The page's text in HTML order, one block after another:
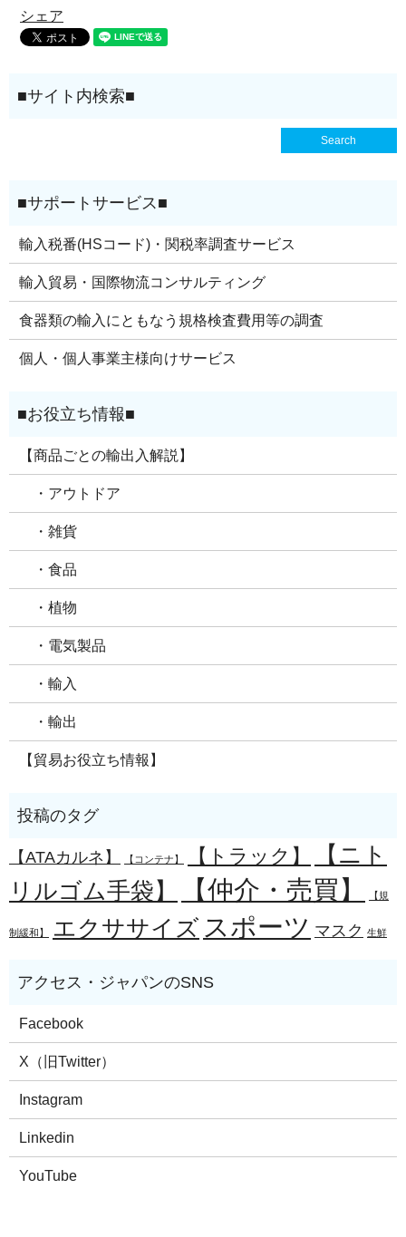
シェア
輸入税番(HSコード)・関税率調査サービス
輸入貿易・国際物流コンサルティング
食器類の輸入にともなう規格検査費用等の調査
個人・個人事業主様向けサービス
【商品ごとの輸出入解説】
・アウトドア
・雑貨
・食品
・植物
・電気製品
・輸入
・輸出
【貿易お役立ち情報】
【ATAカルネ】 【コンテナ】 【トラック】
【ニト
リルゴム手袋】
【仲介・売買】 【規
制緩和】 エクササイズ スポーツ マスク 生鮮
Facebook
X（旧Twitter）
Instagram
Linkedin
YouTube